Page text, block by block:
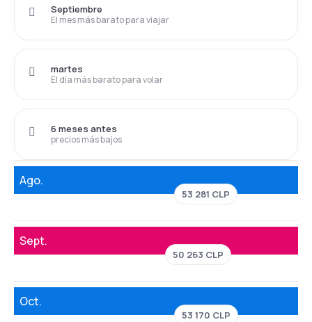
El mes más barato para viajar
Septiembre
El día más barato para volar
martes
precios más bajos
6 meses antes
Ago.
53 281 CLP
Sept.
50 263 CLP
Oct.
53 170 CLP